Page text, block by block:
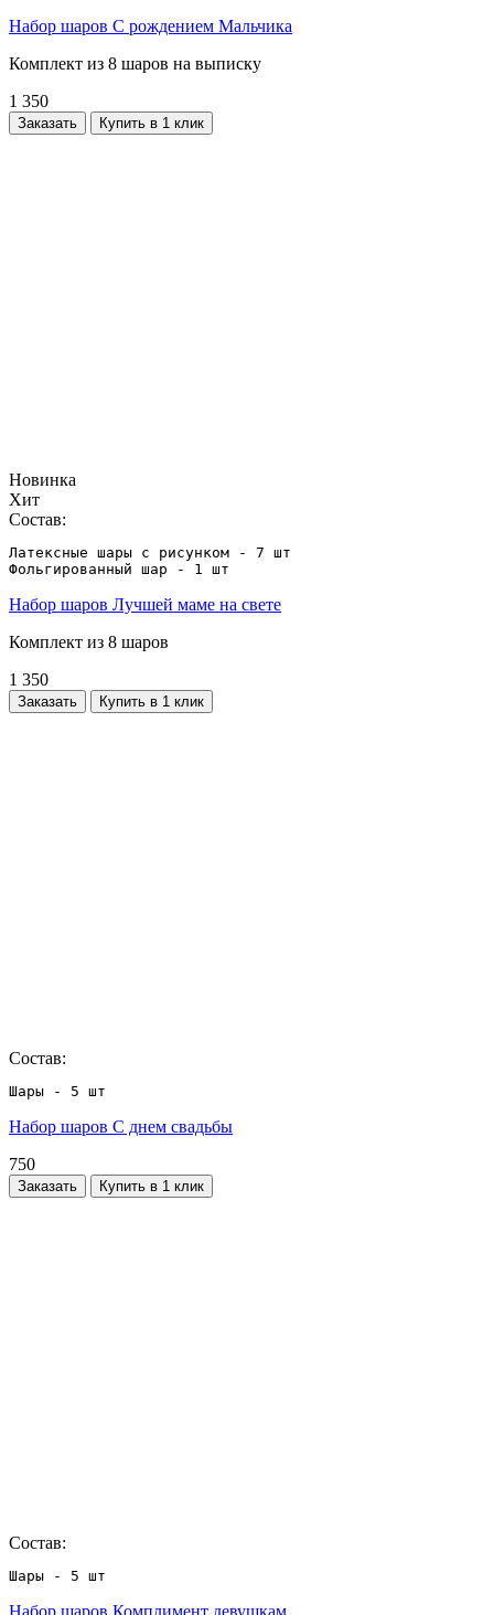
Набор шаров С рождением Мальчика
Комплект из 8 шаров на выписку
1 350
Заказать Купить в 1 клик
Новинка
Хит
Состав:
Латексные шары с рисунком - 7 шт
Фольгированный шар - 1 шт
Набор шаров Лучшей маме на свете
Комплект из 8 шаров
1 350
Заказать Купить в 1 клик
Состав:
Шары - 5 шт
Набор шаров С днем свадьбы
750
Заказать Купить в 1 клик
Состав:
Шары - 5 шт
Набор шаров Комплимент девушкам